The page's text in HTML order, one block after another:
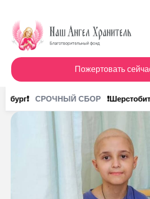
Пожертовать
О фонде
Поступления
Кому помочь
Кому помогли
Получить
СРОЧНЫЙ СБОР